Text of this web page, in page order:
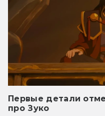
Первые детали
про Зуко